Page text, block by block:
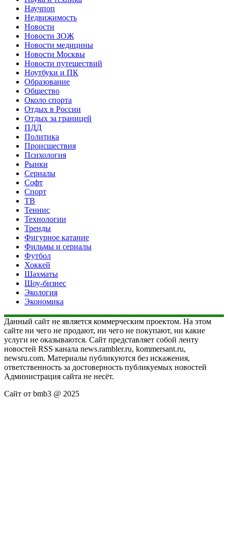
Научпоп
Недвижимость
Новости
Новости ЗОЖ
Новости медицины
Новости Москвы
Новости путешествий
Ноутбуки и ПК
Образование
Общество
Около спорта
Отдых в России
Отдых за границей
ПДД
Политика
Происшествия
Психология
Рынки
Сериалы
Софт
Спорт
ТВ
Теннис
Технологии
Тренды
Фигурное катание
Фильмы и сериалы
Футбол
Хоккей
Шахматы
Шоу-бизнес
Экология
Экономика
Данный сайт не является коммерческим проектом. На этом
сайте ни чего не продают, ни чего не покупают, ни какие
услуги не оказываются. Сайт представляет собой ленту
новостей RSS канала news.rambler.ru, kommersant.ru,
newsru.com. Материалы публикуются без искажения,
ответственность за достоверность публикуемых новостей
Администрация сайта не несёт.
Сайт от bmb3 @ 2025